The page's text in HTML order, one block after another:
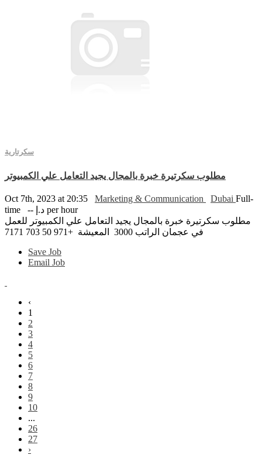
سكرتارية
مطلوب سكرتيرة خبرة بالمجال يجيد التعامل علي الكمبيوتر
Oct 7th, 2023 at 20:35 Marketing & Communication Dubai Full-
time
-- د.إ per hour
مطلوب سكرتيرة خبرة بالمجال يجيد التعامل علي الكمبيوتر للعمل
في عجمان الراتب 3000 المعيشة +971 50 703 7171
Save Job
Email Job
‹
1
2
3
4
5
6
7
8
9
10
...
26
27
›